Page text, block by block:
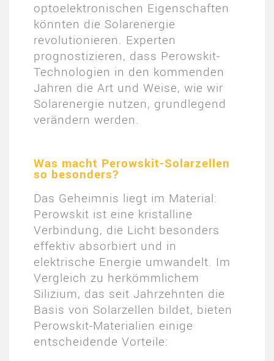
optoelektronischen Eigenschaften
könnten die Solarenergie
revolutionieren. Experten
prognostizieren, dass Perowskit-
Technologien in den kommenden
Jahren die Art und Weise, wie wir
Solarenergie nutzen, grundlegend
verändern werden.
Was macht Perowskit-Solarzellen
so besonders?
Das Geheimnis liegt im Material:
Perowskit ist eine kristalline
Verbindung, die Licht besonders
effektiv absorbiert und in
elektrische Energie umwandelt. Im
Vergleich zu herkömmlichem
Silizium, das seit Jahrzehnten die
Basis von Solarzellen bildet, bieten
Perowskit-Materialien einige
entscheidende Vorteile: